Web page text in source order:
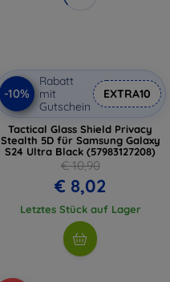
-10%
Rabatt
mit
Gutschein
EXTRA10
Tactical Glass Shield Privacy
Stealth 5D für Samsung Galaxy
S24 Ultra Black (57983127208)
€ 10,90
€ 8,02
Letztes Stück auf Lager